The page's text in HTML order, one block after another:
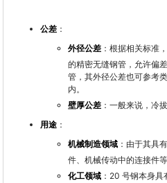
公差：
外径公差：根据相关标准
的精密无缝钢管，允许偏
管，其外径公差也可参考
内。
壁厚公差：一般来说，冷
用途：
机械制造领域：由于其具
件、机械传动中的连接件
化工领域：20 号钢本身具